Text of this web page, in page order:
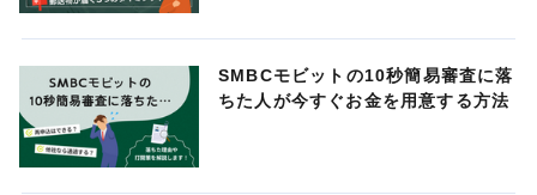
SMBCモビットの10秒簡易審査に落
ちた人が今すぐお金を用意する方法